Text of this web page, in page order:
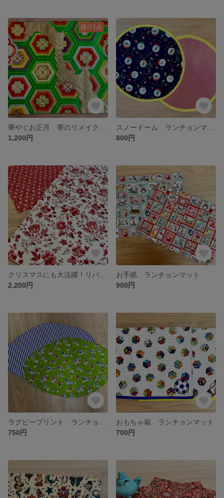
残り1点
1,200円
800円
2,200円
お手紙 ランチョンマット
900円
750円
おもちゃ箱 ランチョンマット
700円